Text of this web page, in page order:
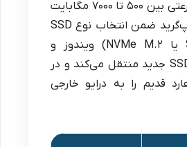
قطعه متحرک سرعتی بین ۵۰۰ تا ۷۰۰۰ مگابایت
بر ثانیه دارند. لپ‌گرید ضمن انتخاب نوع SSD
مناسب (SATA یا NVMe M.2) ویندوز و
نرم‌افزارها را به SSD جدید منتقل می‌کند و در
قدیم را به درایو خارجی